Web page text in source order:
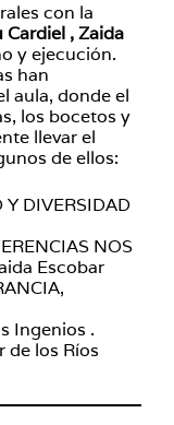
con la
Cardiel , Zaida
y ejecución.
han
aula, donde el
los bocetos y
llevar el
de ellos:
Y DIVERSIDAD
NOS
Escobar
Ingenios .
de los Ríos